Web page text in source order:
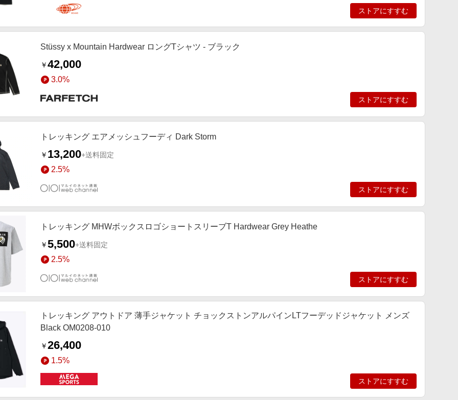
ストアにすすむ
Stüssy x Mountain Hardwear ロングTシャツ - ブラック
￥42,000
3.0%
ストアにすすむ
トレッキング エアメッシュフーディ Dark Storm
￥ 13,200+送料固定
2.5%
ストアにすすむ
トレッキング MHWボックスロゴショートスリーブT Hardwear Grey Heathe
￥5,500+送料固定
2.5%
ストアにすすむ
トレッキング アウトドア 薄手ジャケット チョックストンアルパインLTフーデッドジャケット メンズ
Black OM0208-010
￥26,400
1.5%
ストアにすすむ